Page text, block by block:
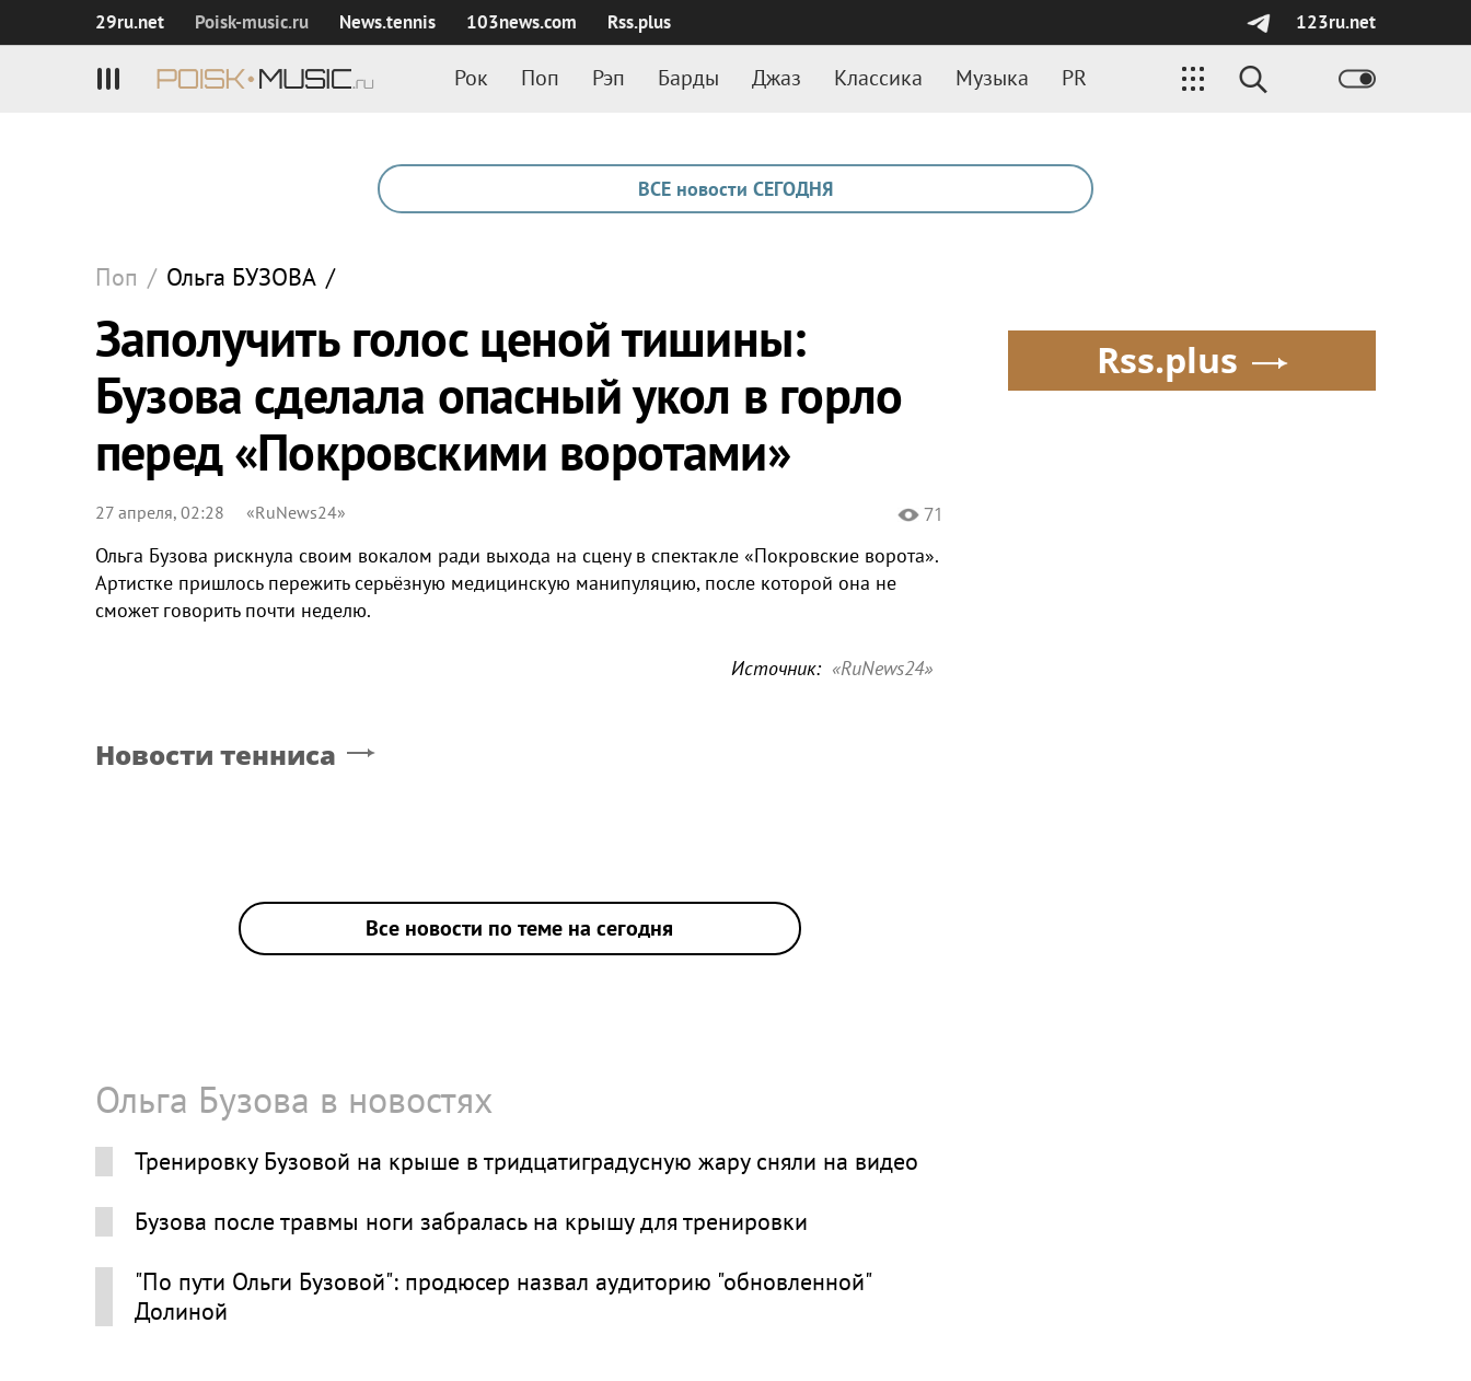
29ru.net Poisk‑music.ru News.tennis 103news.com Rss.plus 123ru.net
Рок Поп Рэп Барды Джаз Классика Музыка PR
ВСЕ новости СЕГОДНЯ
Поп / Ольга БУЗОВА /
Заполучить голос ценой тишины:
Бузова сделала опасный укол в горло
перед «Покровскими воротами»
27 апреля, 02:28 «RuNews24» 71
Ольга Бузова рискнула своим вокалом ради выхода на сцену в спектакле «Покровские ворота».
Артистке пришлось пережить серьёзную медицинскую манипуляцию, после которой она не
сможет говорить почти неделю.
Источник: «RuNews24»
Новости тенниса
Все новости по теме на сегодня
Ольга Бузова в новостях
Тренировку Бузовой на крыше в тридцатиградусную жару сняли на видео
Бузова после травмы ноги забралась на крышу для тренировки
"По пути Ольги Бузовой": продюсер назвал аудиторию "обновленной"
Долиной
Rss.plus